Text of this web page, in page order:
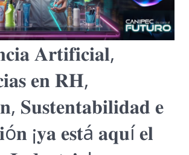
𝐀𝐫𝐭𝐢𝐟𝐢𝐜𝐢𝐚𝐥,
𝐞𝐧 𝐑𝐇,
𝐒𝐮𝐬𝐭𝐞𝐧𝐭𝐚𝐛𝐢𝐥𝐢𝐝𝐚𝐝 𝐞
¡𝐲𝐚 𝐞𝐬𝐭á 𝐚𝐪𝐮í 𝐞𝐥